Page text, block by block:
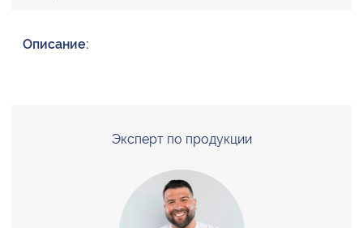
Описание:
Эксперт по продукции